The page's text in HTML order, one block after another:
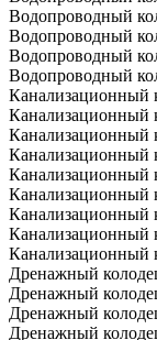
Водопроводный
Водопроводный
Водопроводный
Водопроводный
Канализационный
Канализационный
Канализационный
Канализационный
Канализационный
Канализационный
Канализационный
Канализационный
Канализационный
Дренажный
Дренажный
Дренажный
Дренажный